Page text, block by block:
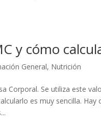
y cómo
General, Nutrición
Corporal. Se utiliza este
es muy sencilla.